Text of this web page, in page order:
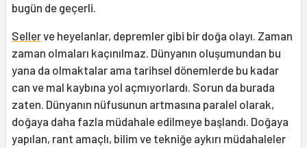
bugün de geçerli.
Sellerve heyelanlar, depremler gibi bir doğa olayı. Zaman
zaman olmaları kaçınılmaz. Dünyanın oluşumundan bu
yana da olmaktalar ama tarihsel dönemlerde bu kadar
can ve mal kaybına yol açmıyorlardı. Sorun da burada
zaten. Dünyanın nüfusunun artmasına paralel olarak,
doğaya daha fazla müdahale edilmeye başlandı. Doğaya
yapılan, rant amaçlı, bilim ve tekniğe aykırı müdahaleler